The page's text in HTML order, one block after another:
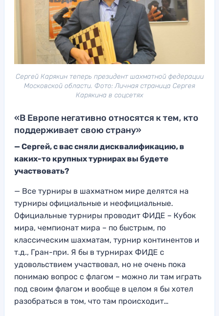
Сергей Карякин теперь президент шахматной федерации
Московской области. Фото: Личная страница Сергея
Карякина в соцсетях
«В Европе негативно относятся к тем, кто
поддерживает свою страну»
—Сергей, с вас сняли дисквалификацию, в
каких-то крупных турнирах вы будете
участвовать?
— Все турниры в шахматном мире делятся на
турниры официальные и неофициальные.
Официальные турниры проводит ФИДЕ – Кубок
мира, чемпионат мира – по быстрым, по
классическим шахматам, турнир континентов и
т.д., Гран-при. Я бы в турнирах ФИДЕ с
удовольствием участвовал, но не очень пока
понимаю вопрос с флагом – можно ли там играть
под своим флагом и вообще в целом я бы хотел
разобраться в том, что там происходит…